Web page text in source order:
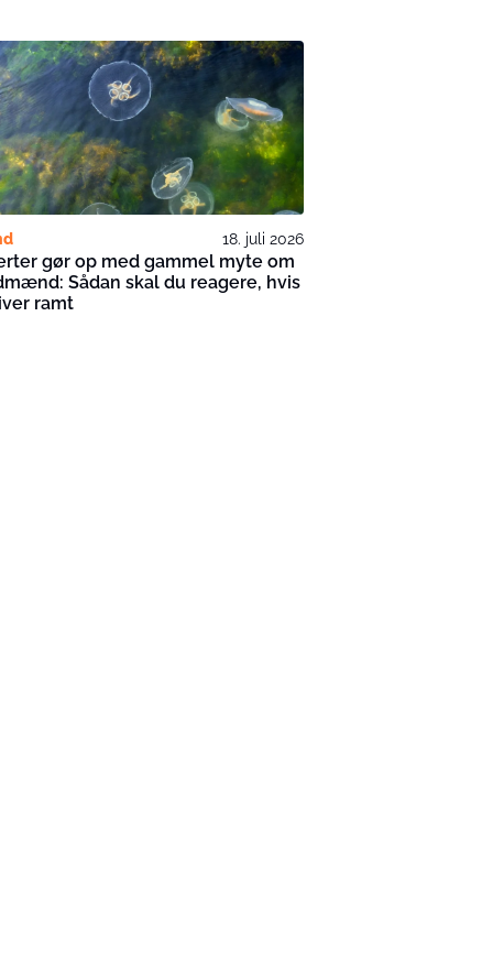
18. juli 2026
gør op med gammel myte om
Sådan skal du reagere, hvis
ramt